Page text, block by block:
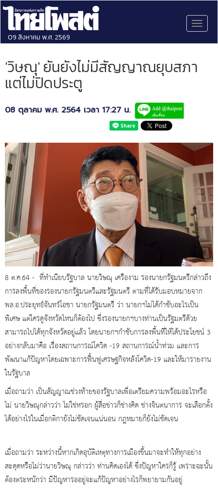
09 สิงหาคม พ.ศ. 2569
'วิษณุ' ยันยังไม่มีสัญญาณยุบสภา
แต่ไม่ปิดประตู
08 ตุลาคม พ.ศ. 2564 เวลา 17:27 น.
8 ต.ค.64 - ที่ทำเนียบรัฐบาล นายวิษณุ เครืองาม รองนายกรัฐมนตรีกล่าวถึง
การลงพื้นที่ของรองนายกรัฐมนตรีและรัฐมนตรี ตามที่ได้รับมอบหมายจาก
พล.อ.ประยุทธ์จันทร์โอชา นายกรัฐมนตรี ว่า นายกฯไม่ได้กำชับอะไรเป็น
พิเศษ แต่ใครดูจังหวัดไหนก็ต้องไป ซึ่งรองนายกฯบางท่านเป็นรัฐมตรีด้วย
สามารถไปได้ทุกจังหวัดอยู่แล้ว โดยนายกฯกำชับการลงพื้นที่ให้ได้ประโยชน์ 3
อย่างกลับมาคือ เรื่องสถานการณ์โควิด -19 สถานการณ์น้ำท่วม และการ
พัฒนาแก้ปัญหาโดยเฉพาะการฟื้นฟูเศรษฐกิจหลังโควิด-19 และให้มารายงาน
ในรัฐบาล
เมื่อถามว่า เป็นสัญญาณช่วงท้ายของรัฐบาลเพื่อเตรียมความพร้อมอะไรหรือ
ไม่ นายวิษณุกล่าวว่า ไม่ใช่หรอก ผู้สื่อข่าวก็ช่างคิด ช่างจินตนาการ จะเลือกตั้ง
ได้อย่างไรในเมื่อกติกายังไม่ชัดเจนแน่นอน กฎหมายก็ยังไม่ชัดเจน
เมื่อถามว่า ระหว่างนี้หากเกิดอุบัติเหตุทางการเมืองขึ้นมาจะทำให้ทุกอย่าง
สะดุดหรือไม่ว่านายวิษณุ กล่าวว่า ท่านคิดเองได้ ซึ่งปัญหาใครก็รู้ เพราะฉะนั้น
ต้องตระหนักว่า มีปัญหารออยู่จะแก้ปัญหาอย่างไรก็พยายามกันอยู่